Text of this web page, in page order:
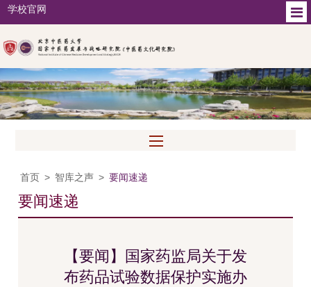
学校官网
首页 > 智库之声 > 要闻速递
要闻速递
【要闻】国家药监局关于发
布药品试验数据保护实施办